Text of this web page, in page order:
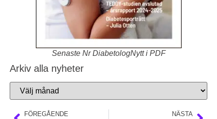
Senaste Nr DiabetologNytt i PDF
Arkiv alla nyheter
FÖREGÅENDE NÄSTA